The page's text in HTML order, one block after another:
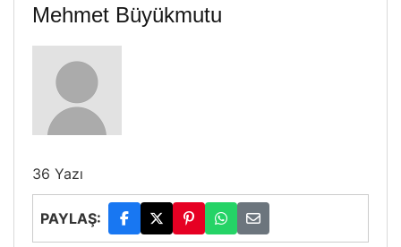
Mehmet Büyükmutu
36 Yazı
PAYLAŞ: